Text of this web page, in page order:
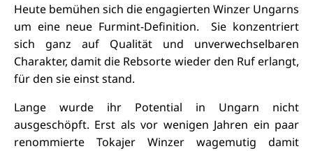
Heute bemühen sich die engagierten Winzer Ungarns
um eine neue Furmint-Definition. Sie konzentriert
sich ganz auf Qualität und unverwechselbaren
Charakter, damit die Rebsorte wieder den Ruf erlangt,
für den sie einst stand.
Lange wurde ihr Potential in Ungarn nicht
ausgeschöpft. Erst als vor wenigen Jahren ein paar
renommierte Tokajer Winzer wagemutig damit